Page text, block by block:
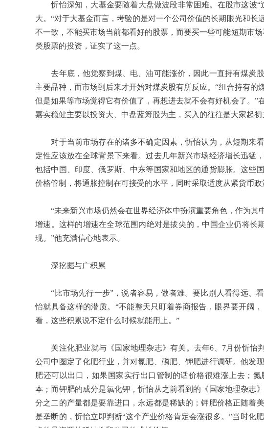
忻怡深知，大基金要随着大盘做波段非常困难。在股市这波“
大。“对于大基金而言，考验的是对一个公司价值的长期眼光和长
不一致，不能买市场当前都看好的股票，而要买一些可能短期市
类股票的投资，证实了这一点。
去年底，他觉察到煤、电、油可能涨价，因此一直持有煤炭
主要品种，而市场到后来才开始对煤炭股有所反应。“组合持有的
但是如果等市场觉得它有价值了，再想进去就不会有好机会了。”
嘉实稳健主要以投资大、中盘蓝筹股为主，买入的往往是大家起初
对于当前市场存在的诸多不确定因素，忻怡认为，从短期来
定性应该放在全球背景下来看。过去几年新兴市场经济增长迅猛
包括中国、印度、俄罗斯、中东等国家和地区的通货膨胀。这些
价格管制，将通胀控制在可接受的水平，同时采取适度从紧货币政
“未来新兴市场仍然会在世界经济体中扮演重要角色，作为其
增速。这样的增速在全球范围内绝对是拔尖的，中国企业仍将长
现。”他充满信心地表示。
深挖掘与广积累
“比市场先行一步”，说者容易，做者难。要比别人看得远、
怡就具备这样的潜质。“不能整天只盯着券商报告，眼界要开阔
看，这些积累说不定什么时候就能用上。”
关注化肥业就与《国家地理杂志》有关。去年6 7月份忻怡
公司中圈定了化肥行业，并对氮肥、磷肥、钾肥进行调研。他发
肥还可以出口，如果国家实行出口管制的话价格很难涨上去；
本；而钾肥的成分是氯化钾，忻怡从之前看到的《国家地理杂志
分之二的产量都是要靠进口，永远都是稀缺的；钾肥价格正随着
是垄断的，忻怡立即判断“这个产业价格肯定会涨很多。”当时化